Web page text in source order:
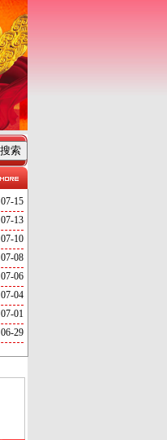
07-15
07-13
07-10
07-08
07-06
07-04
07-01
06-29